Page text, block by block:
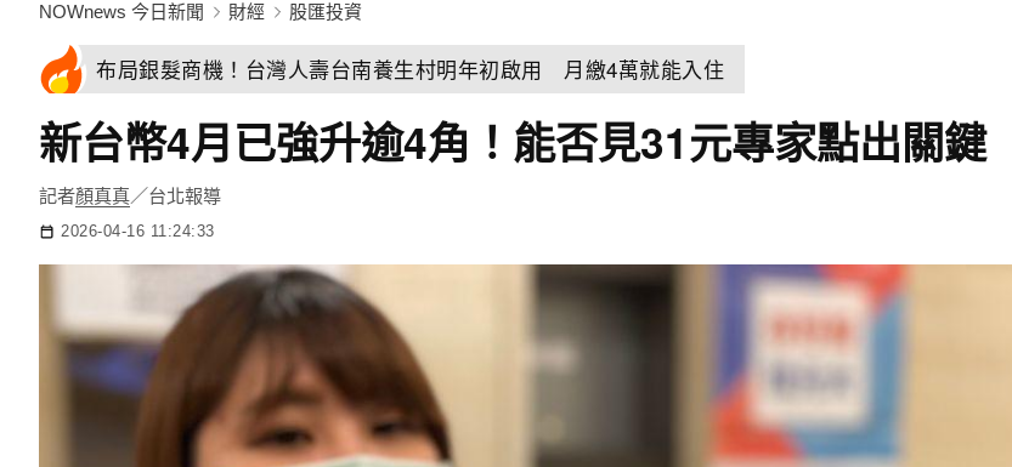
NOWnews 今日新聞 財經 股匯投資
布局銀髮商機！台灣人壽台南養生村明年初啟用 月繳4萬就能入住
新台幣4月已強升逾4角！能否見31元專家點出關
記者顏真真／台北報導
2026-04-16 11:24:33